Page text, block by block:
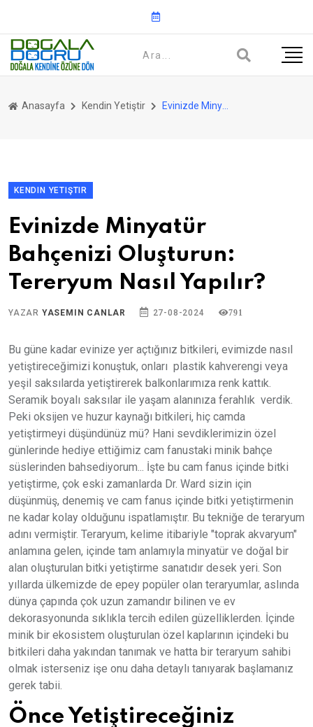
Anasayfa Kendin Yetiştir
KENDIN YETIŞTIR
Evinizde Minyatür
Bahçenizi Oluşturun:
Tereryum Nasıl Yapılır?
YAZAR YASEMIN CANLAR 27-08-2024 791
Bu güne kadar evinize yer açtığınız bitkileri, evimizde nasıl
yetiştireceğimizi konuştuk, onları plastik kahverengi veya
yeşil saksılarda yetiştirerek balkonlarımıza renk kattık.
Seramik boyalı saksılar ile yaşam alanınıza ferahlık verdik.
Peki oksijen ve huzur kaynağı bitkileri, hiç camda
yetiştirmeyi düşündünüz mü? Hani sevdiklerimizin özel
günlerinde hediye ettiğimiz cam fanustaki minik bahçe
süslerinden bahsediyorum... İşte bu cam fanus içinde bitki
yetiştirme, çok eski zamanlarda Dr. Ward sizin için
düşünmüş, denemiş ve cam fanus içinde bitki yetiştirmenin
ne kadar kolay olduğunu ispatlamıştır. Bu tekniğe de teraryum
adını vermiştir. Teraryum, kelime itibariyle "toprak akvaryum"
anlamına gelen, içinde tam anlamıyla minyatür ve doğal bir
alan oluşturulan bitki yetiştirme sanatıdır desek yeri. Son
yıllarda ülkemizde de epey popüler olan teraryumlar, aslında
dünya çapında çok uzun zamandır bilinen ve ev
dekorasyonunda sıklıkla tercih edilen güzelliklerden. İçinde
minik bir ekosistem oluşturulan özel kaplarının içindeki bu
bitkileri daha yakından tanımak ve hatta bir teraryum sahibi
olmak isterseniz işe onu daha detaylı tanıyarak başlamanız
gerek tabii.
Önce Yetiştireceğiniz